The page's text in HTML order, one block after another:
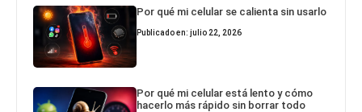
Por qué mi celular se calienta sin usarlo
Publicado en: julio 22, 2026
Por qué mi celular está lento y cómo
hacerlo más rápido sin borrar todo